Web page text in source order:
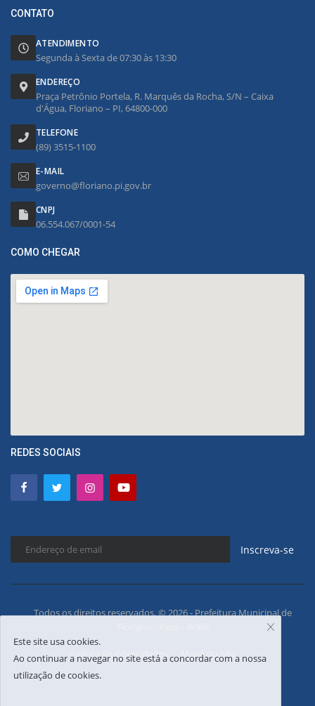
CONTATO
ATENDIMENTO
Segunda à Sexta de 07:30 às 13:30
ENDEREÇO
Praça Petrônio Portela, R. Marquês da Rocha, S/N – Caixa
d'Água, Floriano – PI, 64800-000
TELEFONE
(89) 3515-1100
E-MAIL
governo@floriano.pi.gov.br
CNPJ
06.554.067/0001-54
COMO CHEGAR
REDES SOCIAIS
Inscreva-se
Todos os direitos reservados. © 2026 - Prefeitura Municipal de
Política de Privacidades Mapa do Site
Este site usa cookies.
Ao continuar a navegar no site está a concordar com a nossa
utilização de cookies.